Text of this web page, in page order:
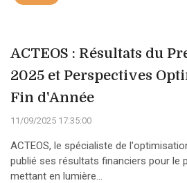
ACTEOS : Résultats du
2025 et Perspectives
Fin d'Année
11/09/2025 17:35:00
ACTEOS, le spécialiste de
publié ses résultats financiers pour le
mettant en lumière...